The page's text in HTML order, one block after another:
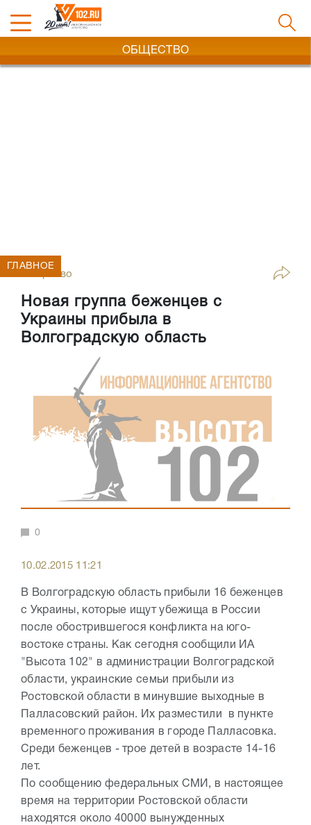
ОБЩЕСТВО
Общество
Новая группа беженцев с
Украины прибыла в
Волгоградскую область
ГЛАВНОЕ
0
10.02.2015 11:21
В Волгоградскую область прибыли 16 беженцев
с Украины, которые ищут убежища в России
после обострившегося конфликта на юго-
востоке страны. Как сегодня сообщили ИА
"Высота 102" в администрации Волгоградской
области, украинские семьи прибыли из
Ростовской области в минувшие выходные в
Палласовский район. Их разместили в пункте
временного проживания в городе Палласовка.
Среди беженцев - трое детей в возрасте 14-16
лет.
По сообщению федеральных СМИ, в настоящее
время на территории Ростовской области
находятся около 40000 вынужденных